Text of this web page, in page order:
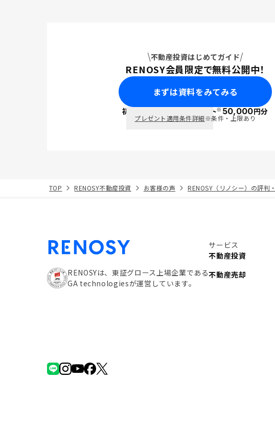
不動産投資はじめてガイド
RENOSY会員限定で無料公開中！
まずは資料をみてみる
初回面談で ポイント※50,000円分
プレゼント適用条件詳細※条件・上限あり
TOP RENOSY不動産投資 お客様の声 RENOSY（リノシー）の評判
RENOSYは、東証グロース上場企業である
GA technologiesが運営しています。
サービス
不動産投資
不動産売却